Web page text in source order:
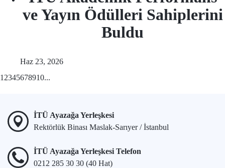
ve Yayın Ödülleri Sahiplerini
Buldu
Haz 23, 2026
1 2345678910...
İTÜ Ayazağa Yerleşkesi
Rektörlük Binası Maslak-Sarıyer / İstanbul
İTÜ Ayazağa Yerleşkesi Telefon
0212 285 30 30 (40 Hat)